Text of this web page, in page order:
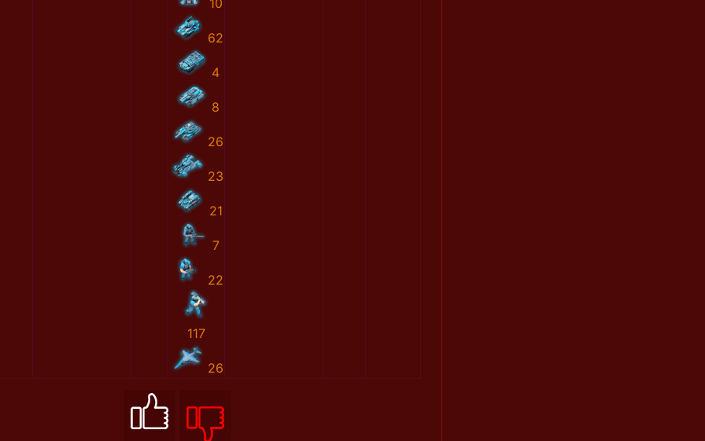
10
62
4
8
26
23
21
7
22
117
26